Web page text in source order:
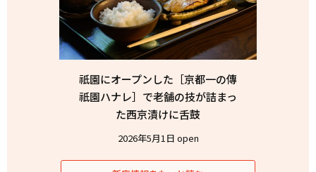
祇園にオープンした［京都一の傳
祇園ハナレ］で老舗の技が詰まっ
た西京漬けに舌鼓
2026年5月1日 open